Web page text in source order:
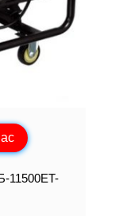
11500ET-